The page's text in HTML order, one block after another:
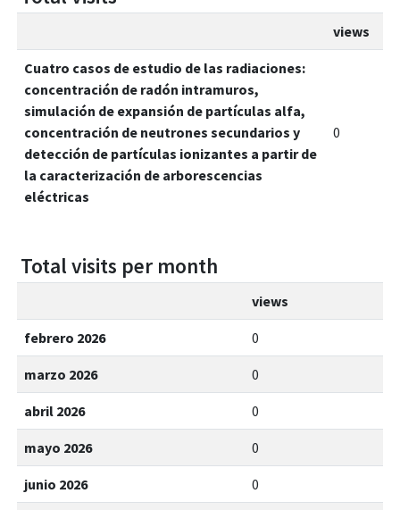
views
Cuatro casos de estudio de las radiaciones:
concentración de radón intramuros,
simulación de expansión de partículas alfa,
concentración de neutrones secundarios y
detección de partículas ionizantes a partir de
la caracterización de arborescencias
eléctricas
0
Total visits per month
views
febrero 2026 0
marzo 2026 0
abril 2026 0
mayo 2026 0
junio 2026 0